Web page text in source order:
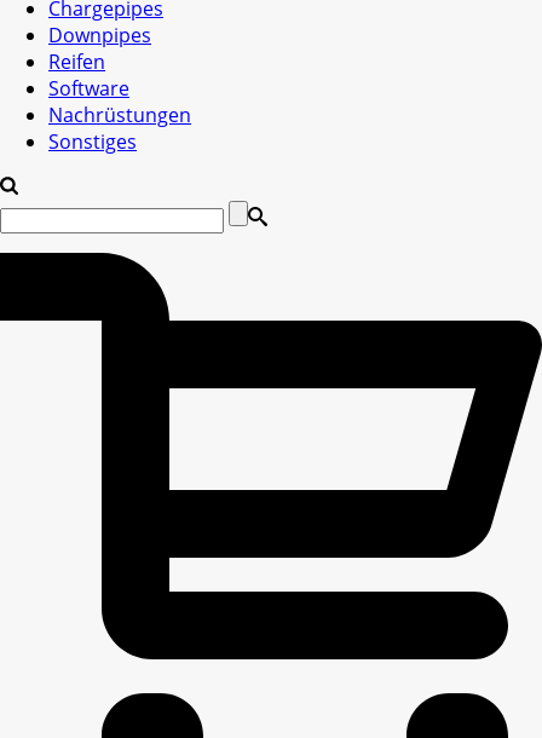
Chargepipes
Downpipes
Reifen
Software
Nachrüstungen
Sonstiges